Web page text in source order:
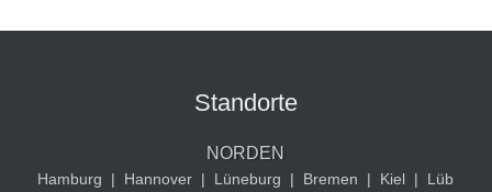
Standorte
NORDEN
Hamburg | Hannover | Lüneburg | Bremen | Kiel |
Lüb